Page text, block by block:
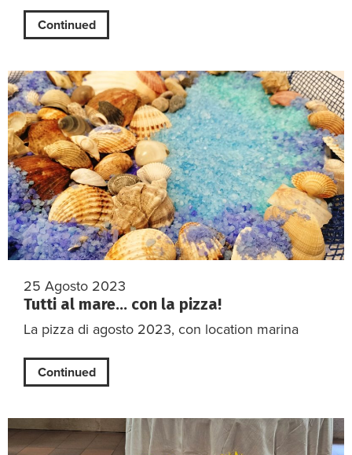
Continued
25 Agosto 2023
Tutti al mare… con la pizza!
La pizza di agosto 2023, con location marina
Continued